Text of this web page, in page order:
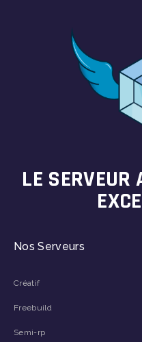
LE SERVEUR
Nos Serveurs
Créatif
Freebuild
Semi-rp